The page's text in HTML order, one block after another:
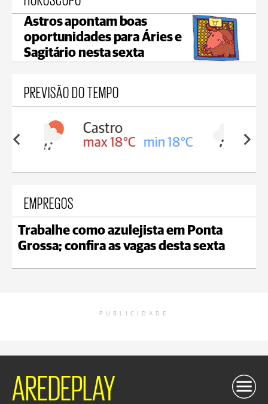
Astros apontam boas
oportunidades para Áries e
Sagitário nesta sexta
PREVISÃO DO TEMPO
18°C
Carambeí
max 18°C min 17°C
EMPREGOS
Trabalhe como azulejista em Ponta
Grossa; confira as vagas desta sexta
PUBLICIDADE
AREDEPLAY